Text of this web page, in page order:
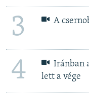
Valamennyi RFE/
3 A
4
Iránban
lett a vége